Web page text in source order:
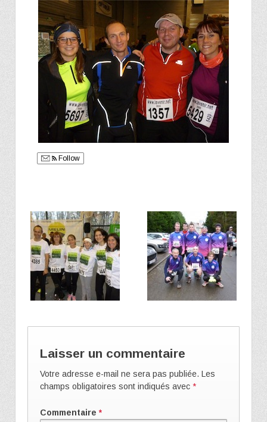
Follow
Laisser un commentaire
Votre adresse e-mail ne sera pas publiée. Les
champs obligatoires sont indiqués avec *
Commentaire *